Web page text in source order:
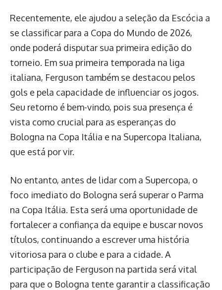
Recentemente, ele ajudou a seleção da Escócia a
se classificar para a Copa do Mundo de 2026,
onde poderá disputar sua primeira edição do
torneio. Em sua primeira temporada na liga
italiana, Ferguson também se destacou pelos
gols e pela capacidade de influenciar os jogos.
Seu retorno é bem-vindo, pois sua presença é
vista como crucial para as esperanças do
Bologna na Copa Itália e na Supercopa Italiana,
que está por vir.
No entanto, antes de lidar com a Supercopa, o
foco imediato do Bologna será superar o Parma
na Copa Itália. Esta será uma oportunidade de
fortalecer a confiança da equipe e buscar novos
títulos, continuando a escrever uma história
vitoriosa para o clube e para a cidade. A
participação de Ferguson na partida será vital
para que o Bologna tente garantir a classificação